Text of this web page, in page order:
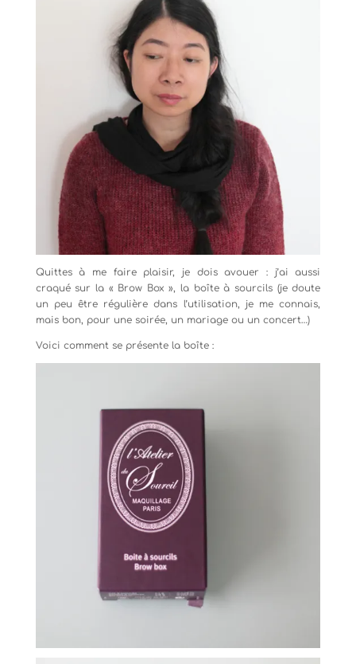
Quittes à me faire plaisir, je dois avouer : j’ai aussi
craqué sur la « Brow Box », la boîte à sourcils (je doute
un peu être régulière dans l’utilisation, je me connais,
mais bon, pour une soirée, un mariage ou un concert…)
Voici comment se présente la boîte :